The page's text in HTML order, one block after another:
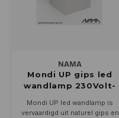
NAMA
Mondi UP gips led
wandlamp 230Volt-
Mondi UP led wandlamp is
vervaardigd uit naturel gips en